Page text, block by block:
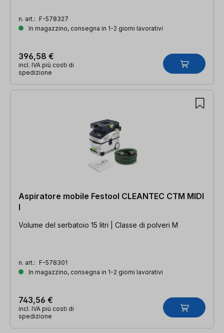
n. art.: F-578327
In magazzino, consegna in 1-2 giorni lavorativi
396,58 €
incl. IVA più costi di
spedizione
Aspiratore mobile Festool CLEANTEC CTM MIDI
I
Volume del serbatoio 15 litri | Classe di polveri M
n. art.: F-578301
In magazzino, consegna in 1-2 giorni lavorativi
743,56 €
incl. IVA più costi di
spedizione